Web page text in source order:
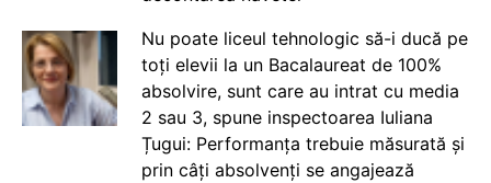
Nu poate liceul tehnologic să-i ducă pe
toți elevii la un Bacalaureat de 100%
absolvire, sunt care au intrat cu media
2 sau 3, spune inspectoarea Iuliana
Țugui: Performanța trebuie măsurată și
prin câți absolvenți se angajează